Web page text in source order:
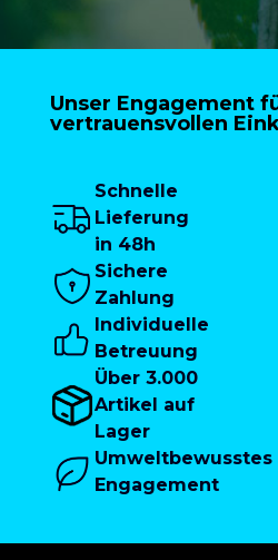
Unser Engagement
vertrauensvollen
Schnelle
Lieferung
in 48h
Sichere
Zahlung
Individuelle
Betreuung
Über 3.000
Artikel auf
Lager
Umweltbewusstes
Engagement